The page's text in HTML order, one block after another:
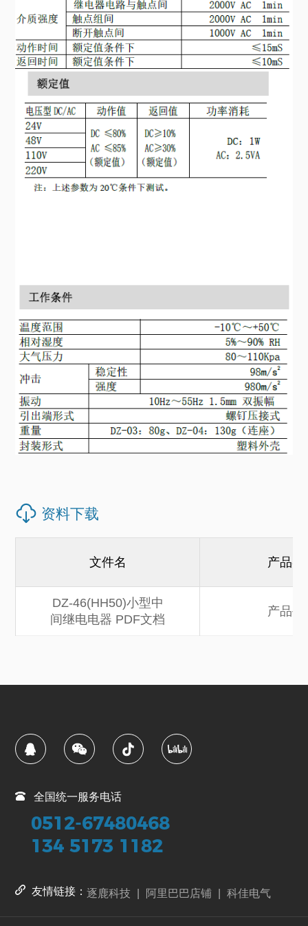
资料下载
文件名 产品类
DZ-46(HH50)小型中
间继电电器 PDF文档
产品手
全国统一服务电话
0512-67480468
134 5173 1182
友情链接：逐鹿科技 阿里巴巴店铺 科佳电气